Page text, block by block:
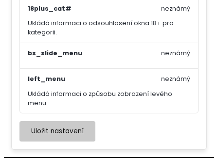
18plus_cat#
Ukládá informaci o odsouhlasení okna 18+ pro
kategorii.
neznámý
bs_slide_menu neznámý
left_menu
Ukládá informaci o způsobu zobrazení levého
menu.
neznámý
Uložit nastavení